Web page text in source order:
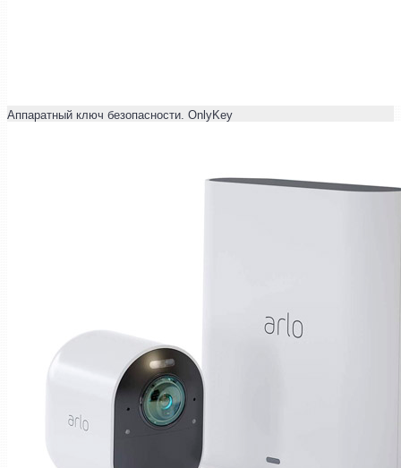
Аппаратный ключ безопасности. OnlyKey